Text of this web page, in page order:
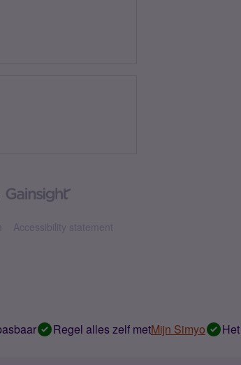
Accessibility statement
Regel alles zelf metMijn Simyo